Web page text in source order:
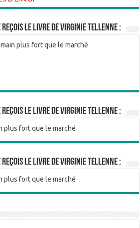
reçois le livre de Virginie Tellenne :
reçois le livre de Virginie Tellenne :
reçois le livre de Virginie Tellenne :